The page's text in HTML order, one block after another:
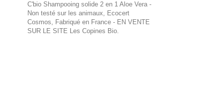
C'bio Shampooing solide 2 en 1 Aloe Vera -
Non testé sur les animaux, Ecocert
Cosmos, Fabriqué en France - EN VENTE
SUR LE SITE Les Copines Bio.